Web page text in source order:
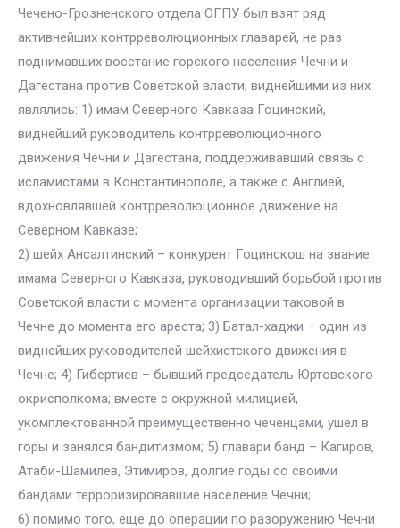
Чечено-Грозненского отдела ОГПУ был взят ряд
активнейших контрреволюционных главарей, не раз
поднимавших восстание горского населения Чечни и
Дагестана против Советской власти; виднейшими из них
являлись: 1) имам Северного Кавказа Гоцинский,
виднейший руководитель контрреволюционного
движения Чечни и Дагестана, поддерживавший связь с
исламистами в Константинополе, а также с Англией,
вдохновлявшей контрреволюционное движение на
Северном Кавказе;
2) шейх Ансалтинский – конкурент Гоцинскош на звание
имама Северного Кавказа, руководивший борьбой против
Советской власти с момента организации таковой в
Чечне до момента его ареста; 3) Батал-хаджи – один из
виднейших руководителей шейхистского движения в
Чечне; 4) Гибертиев – бывший председатель Юртовского
окрисполкома; вместе с окружной милицией,
укомплектованной преимущественно чеченцами, ушел в
горы и занялся бандитизмом; 5) главари банд – Кагиров,
Атаби-Шамилев, Этимиров, долгие годы со своими
бандами терроризировавшие население Чечни;
6) помимо того, еще до операции по разоружению Чечни